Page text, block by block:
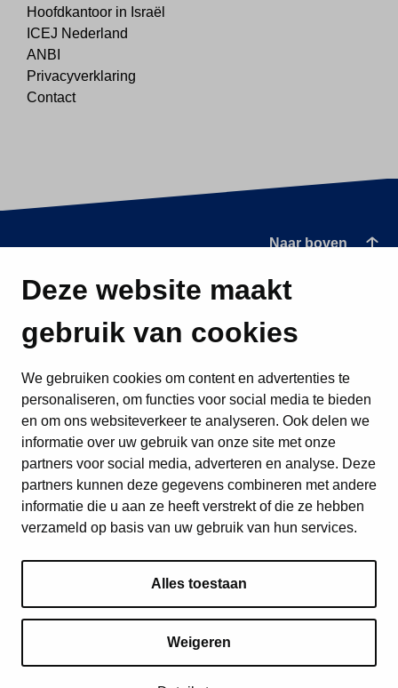
Deze website maakt
gebruik van cookies
We gebruiken cookies om content en advertenties te
personaliseren, om functies voor social media te bieden
en om ons websiteverkeer te analyseren. Ook delen we
informatie over uw gebruik van onze site met onze
partners voor social media, adverteren en analyse. Deze
partners kunnen deze gegevens combineren met andere
informatie die u aan ze heeft verstrekt of die ze hebben
verzameld op basis van uw gebruik van hun services.
Alles toestaan
Weigeren
Hoofdkantoor in Israël
ICEJ Nederland
ANBI
Privacyverklaring
Contact
Naar boven